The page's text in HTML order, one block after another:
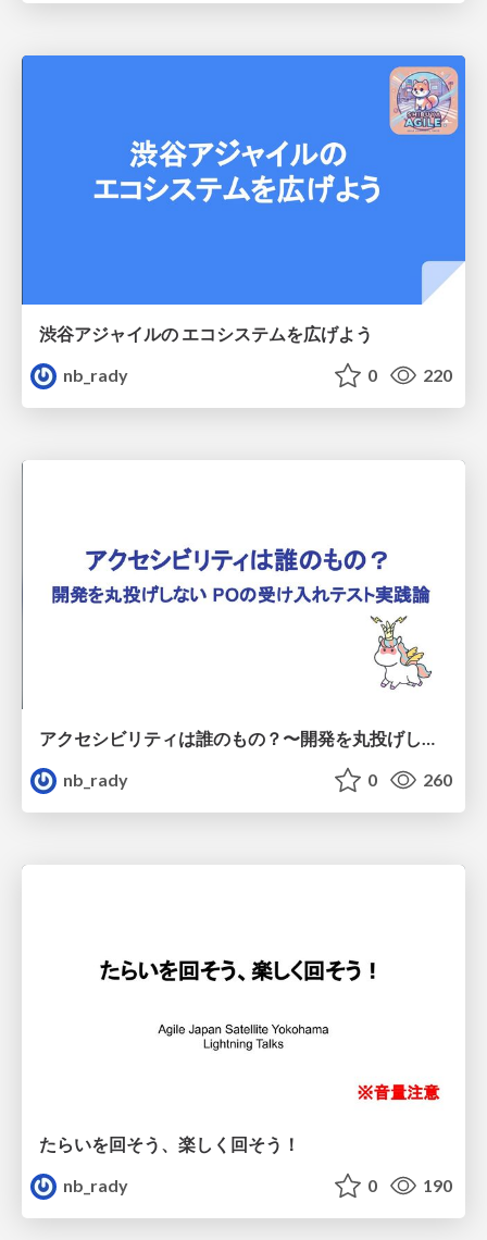
渋谷アジャイルの エコシステムを広げよう
nb_rady
0 220
アクセシビリティは誰のもの？〜開発を丸投げしないPOの受け入れテスト実践論〜
nb_rady
0 260
たらいを回そう、楽しく回そう！
nb_rady
0 190